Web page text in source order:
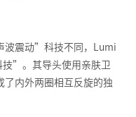
波震动”科技不同，Lumi
”。其导头使用亲肤卫
了内外两圈相互反旋的独